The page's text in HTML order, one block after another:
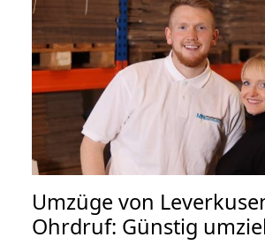
Umzüge von
Ohrdruf: Günstig